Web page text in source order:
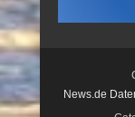
News.de